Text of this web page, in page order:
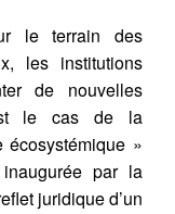
le terrain des
les institutions
de nouvelles
le cas de la
»
par la
juridique d’un